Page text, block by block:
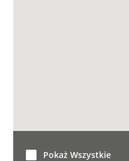
Pokaż Wszystkie